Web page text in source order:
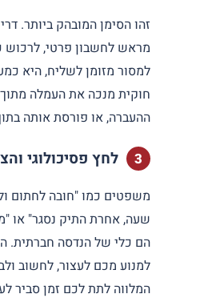
זהו הסימן המובהק ביותר.
מראש לחשבון פרטי, לרכוש
למסור מזומן לשליח, היא
חוקית מנכה את העמלה
ההעברה, או פורסת אותה
לחץ פסיכולוגי
משפטים כמו "חובה לחתום
שעה, אחרת התיק נסגר" או
הם כלי של הנדסה חברתית.
למנוע מכם לעצור, לחשוב
המלווה לתת לכם זמן סביר